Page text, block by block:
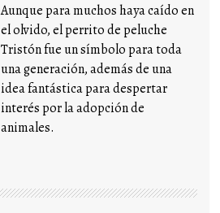
Aunque para muchos haya caído en
el olvido, el perrito de peluche
Tristón fue un símbolo para toda
una generación, además de una
idea fantástica para despertar
interés por la adopción de
animales.